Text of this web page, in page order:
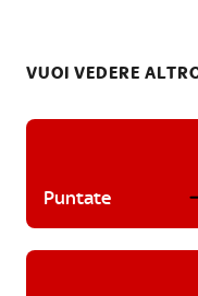
VUOI VEDERE
Puntate